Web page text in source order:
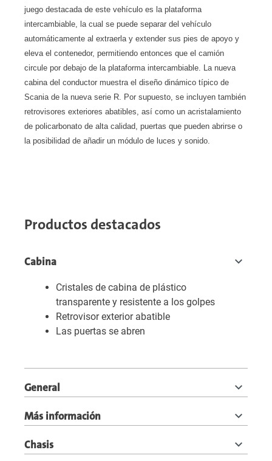
juego destacada de este vehículo es la plataforma
intercambiable, la cual se puede separar del vehículo
automáticamente al extraerla y extender sus pies de apoyo y
eleva el contenedor, permitiendo entonces que el camión
circule por debajo de la plataforma intercambiable. La nueva
cabina del conductor muestra el diseño dinámico típico de
Scania de la nueva serie R. Por supuesto, se incluyen también
retrovisores exteriores abatibles, así como un acristalamiento
de policarbonato de alta calidad, puertas que pueden abrirse o
la posibilidad de añadir un módulo de luces y sonido.
Productos destacados
Cabina
Cristales de cabina de plástico
transparente y resistente a los golpes
Retrovisor exterior abatible
Las puertas se abren
General
Más información
Chasis